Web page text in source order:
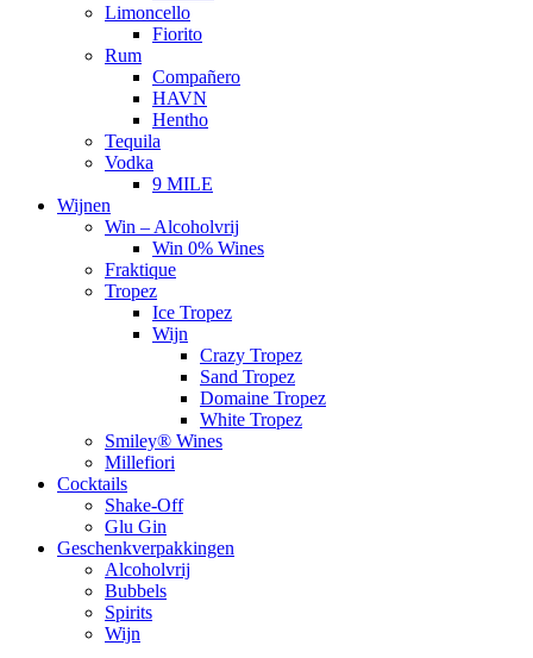
Limoncello
Fiorito
Rum
Compañero
HAVN
Hentho
Tequila
Vodka
9 MILE
Wijnen
Win – Alcoholvrij
Win 0% Wines
Fraktique
Tropez
Ice Tropez
Wijn
Crazy Tropez
Sand Tropez
Domaine Tropez
White Tropez
Smiley® Wines
Millefiori
Cocktails
Shake-Off
Glu Gin
Geschenkverpakkingen
Alcoholvrij
Bubbels
Spirits
Wijn